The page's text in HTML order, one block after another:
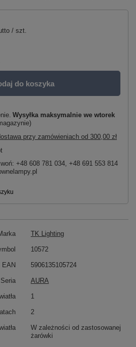
/ szt.
do koszyka
Wysyłka maksymalnie we wtorek
przy zamówieniach od 300,00 zł
+48 608 781 034, +48 691 553 814
TK Lighting
10572
EAN 5906135105724
Seria AURA
1
2
W zależności od zastosowanej
żarówki